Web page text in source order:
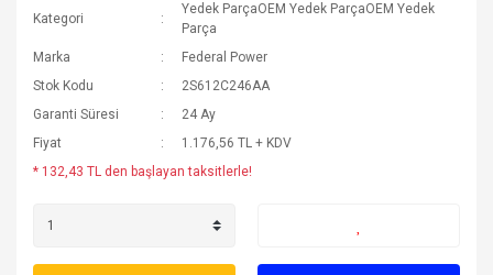
Kategori
Yedek ParçaOEM Yedek ParçaOEM Yedek
Parça
Marka
Federal Power
Stok Kodu
2S612C246AA
Garanti Süresi
24 Ay
Fiyat
1.176,56 TL + KDV
* 132,43 TL den başlayan taksitlerle!